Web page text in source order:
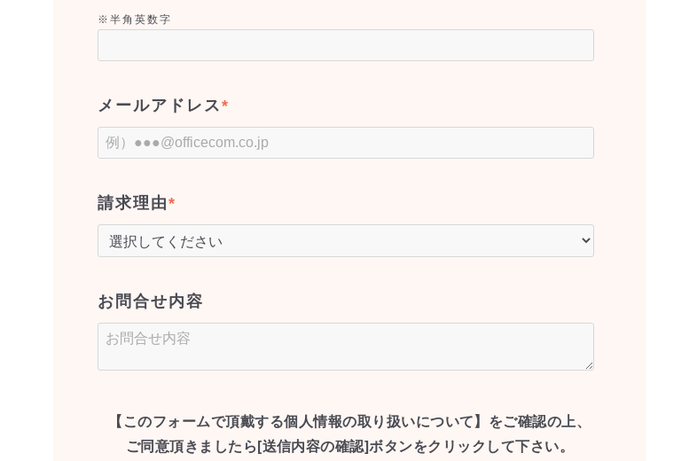
※半角英数字
メールアドレス*
請求理由*
お問合せ内容
【このフォームで頂戴する個人情報の取り扱いについて】をご確認の上、
ご同意頂きましたら[送信内容の確認]ボタンをクリックして下さい。